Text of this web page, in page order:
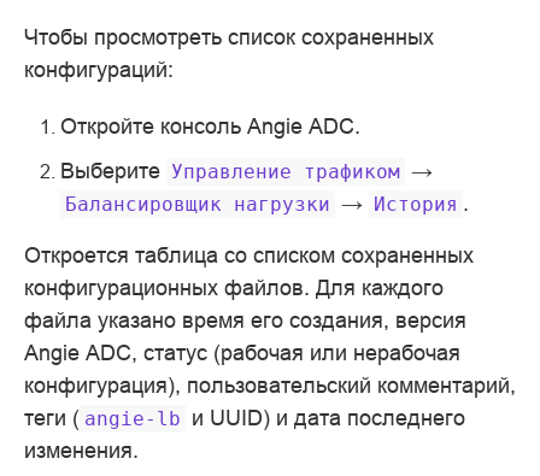
Чтобы просмотреть список сохраненных
конфигураций:
Откройте консоль Angie ADC.
Выберите Управление трафиком →
Балансировщик нагрузки → История .
Откроется таблица со списком сохраненных
конфигурационных файлов. Для каждого
файла указано время его создания, версия
Angie ADC, статус (рабочая или нерабочая
конфигурация), пользовательский комментарий,
теги ( angie-lb и UUID) и дата последнего
изменения.